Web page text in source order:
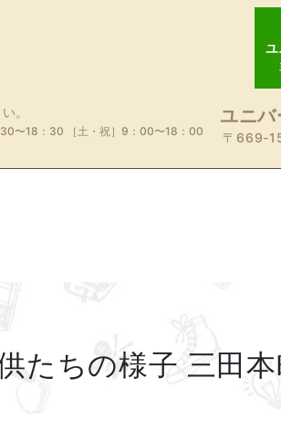
ユ
。
30〜18：30 ［土・祝］9：00〜18：00
ユニ
〒669-
たちの様子 三田